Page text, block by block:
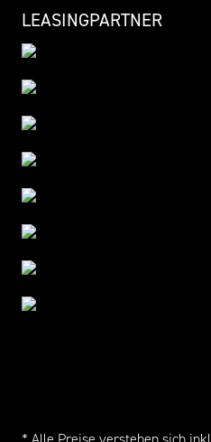
LEASINGPARTNER
* Alle Preise verstehen sich